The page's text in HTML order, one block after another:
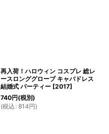
再入荷！ハロウィン コスプレ 総レ
ースロンググローブ キャバドレス
結婚式 パーティー [2017]
740円(税別)
(税込 : 814円)